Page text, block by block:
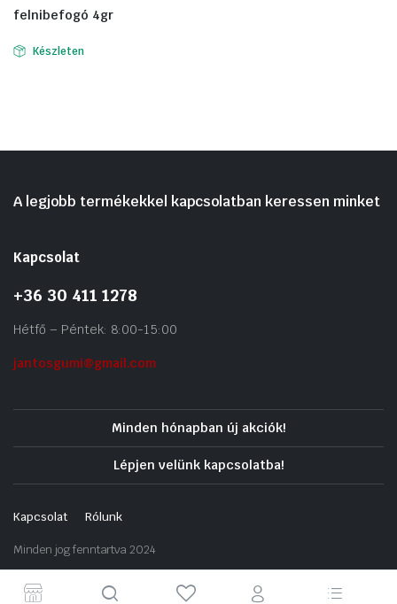
felnibefogó 4gr
Készleten
A legjobb termékekkel kapcsolatban keressen minket
Kapcsolat
+36 30 411 1278
Hétfő – Péntek: 8:00-15:00
jantosgumi@gmail.com
Minden hónapban új akciók!
Lépjen velünk kapcsolatba!
Kapcsolat Rólunk
Minden jog fenntartva 2024